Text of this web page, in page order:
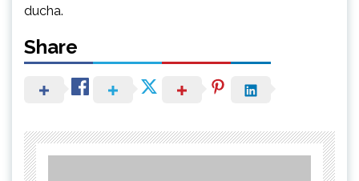
ducha.
Share